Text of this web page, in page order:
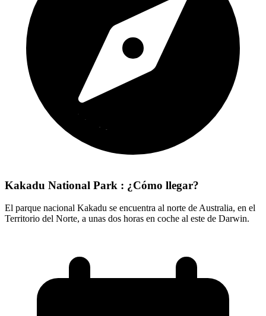
Kakadu National Park : ¿Cómo llegar?
El parque nacional Kakadu se encuentra al norte de Australia, en el
Territorio del Norte, a unas dos horas en coche al este de Darwin.